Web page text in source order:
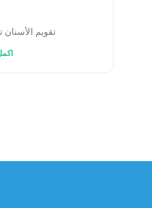
تقويم الأسنان